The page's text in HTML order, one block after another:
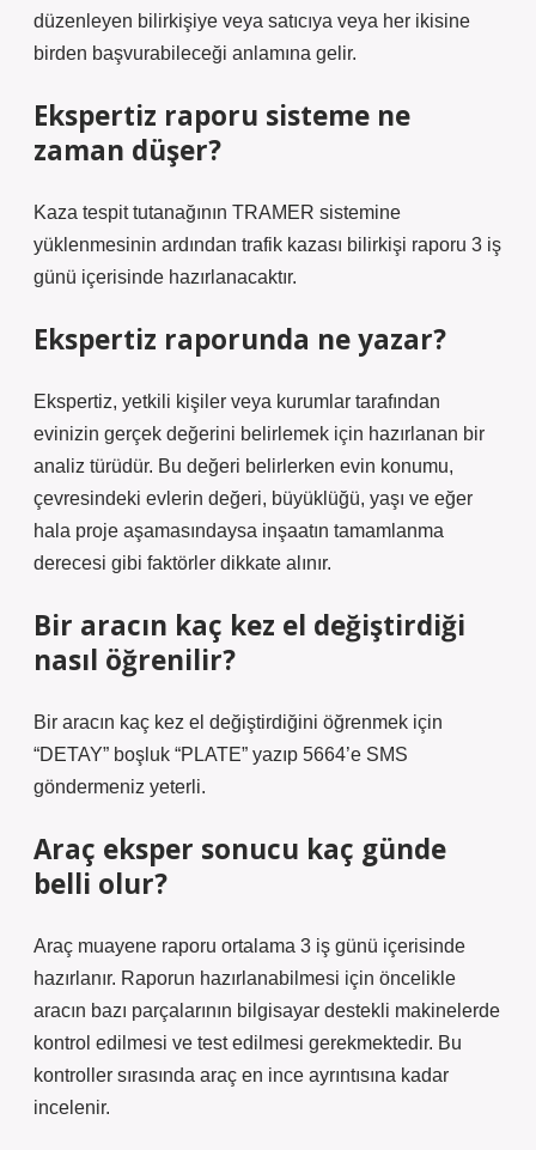
düzenleyen bilirkişiye veya satıcıya veya her ikisine
birden başvurabileceği anlamına gelir.
Ekspertiz raporu sisteme ne
zaman düşer?
Kaza tespit tutanağının TRAMER sistemine
yüklenmesinin ardından trafik kazası bilirkişi raporu 3 iş
günü içerisinde hazırlanacaktır.
Ekspertiz raporunda ne yazar?
Ekspertiz, yetkili kişiler veya kurumlar tarafından
evinizin gerçek değerini belirlemek için hazırlanan bir
analiz türüdür. Bu değeri belirlerken evin konumu,
çevresindeki evlerin değeri, büyüklüğü, yaşı ve eğer
hala proje aşamasındaysa inşaatın tamamlanma
derecesi gibi faktörler dikkate alınır.
Bir aracın kaç kez el değiştirdiği
nasıl öğrenilir?
Bir aracın kaç kez el değiştirdiğini öğrenmek için
“DETAY” boşluk “PLATE” yazıp 5664’e SMS
göndermeniz yeterli.
Araç eksper sonucu kaç günde
belli olur?
Araç muayene raporu ortalama 3 iş günü içerisinde
hazırlanır. Raporun hazırlanabilmesi için öncelikle
aracın bazı parçalarının bilgisayar destekli makinelerde
kontrol edilmesi ve test edilmesi gerekmektedir. Bu
kontroller sırasında araç en ince ayrıntısına kadar
incelenir.